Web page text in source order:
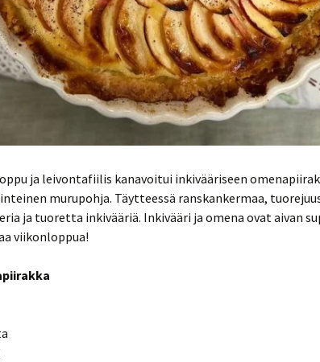
ja leivontafiilis kanavoitui inkivääriseen
murupohja. Täytteessä ranskankermaa,
ja tuoretta inkivääriä. Inkivääri ja omena ovat aivan
viikonloppua!